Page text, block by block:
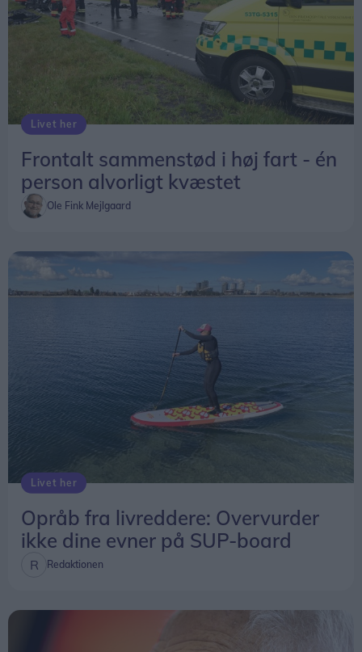
Livet her
Frontalt sammenstød i høj fart - én
person alvorligt kvæstet
Ole Fink Mejlgaard
Livet her
Opråb fra livreddere: Overvurder
ikke dine evner på SUP-board
Redaktionen